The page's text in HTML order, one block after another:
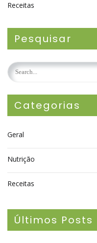
Receitas
Pesquisar
Categorias
Geral
Nutrição
Receitas
Últimos Posts